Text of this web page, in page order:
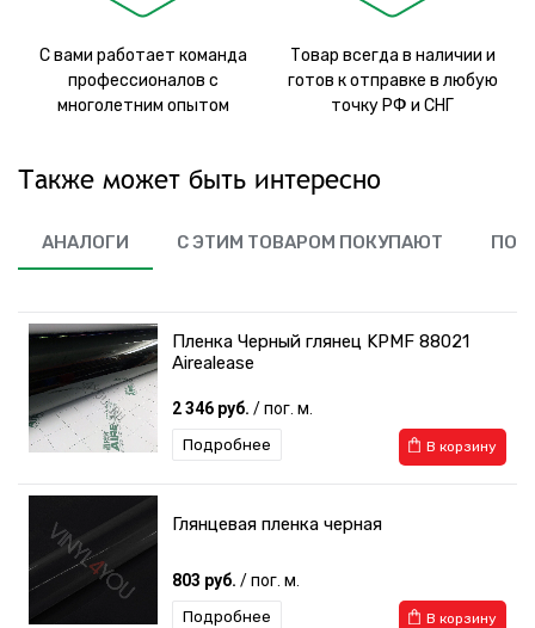
С вами работает команда
профессионалов с
многолетним опытом
Товар всегда в наличии и
готов к отправке в любую
точку РФ и СНГ
Также может быть интересно
АНАЛОГИ С ЭТИМ ТОВАРОМ ПОКУПАЮТ
Пленка Черный глянец KPMF 88021
Airealease
2 346 руб. / пог. м.
В корзину
Подробнее
Глянцевая пленка черная
803 руб. / пог. м.
В корзину
Подробнее